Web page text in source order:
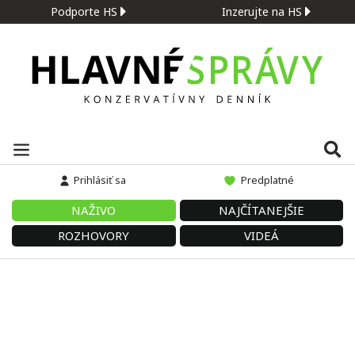
Podporte HS Inzerujte na HS
Prihlásiť sa Predplatné
NAŽIVO
NAJČÍTANEJŠIE
ROZHOVORY
VIDEÁ